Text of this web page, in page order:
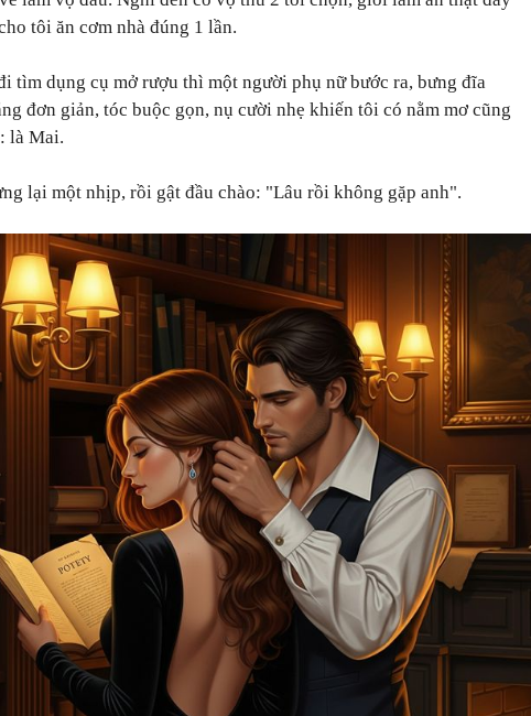
tôi ăn cơm nhà đúng 1 lần.
tìm dụng cụ mở rượu thì một người phụ nữ bước ra, bưng đĩa
đơn giản, tóc buộc gọn, nụ cười nhẹ khiến tôi có nằm mơ cũng
là Mai.
lại một nhịp, rồi gật đầu chào: "Lâu rồi không gặp anh".